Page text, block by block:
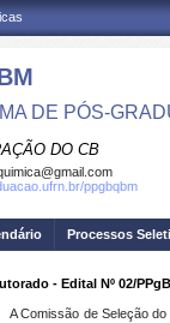
DE PÓS-
DO CB
ppgbqbm
Processos
- Edital Nº 02/
A Comissão de Seleção